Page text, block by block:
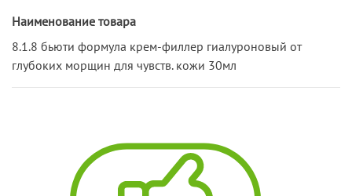
Наименование товара
8.1.8 бьюти формула крем-филлер гиалуроновый от
глубоких морщин для чувств. кожи 30мл